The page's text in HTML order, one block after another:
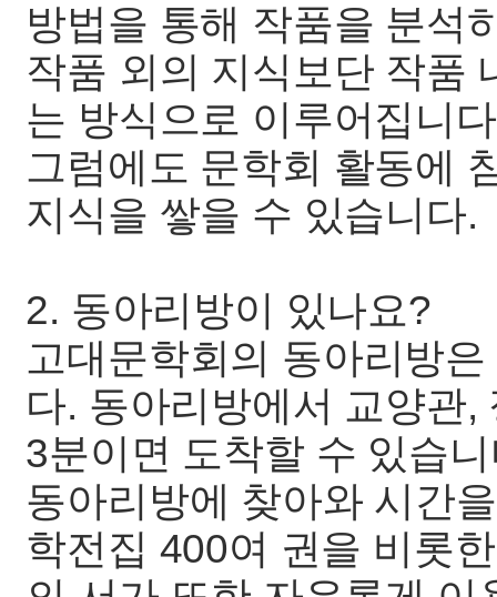
방법을 통해 작품을 분석
작품 외의 지식보단 작품
는 방식으로 이루어집니
그럼에도 문학회 활동에
지식을 쌓을 수 있습니다.
2. 동아리방이 있나요?
고대문학회의 동아리방
다. 동아리방에서 교양관
3분이면 도착할 수 있습
동아리방에 찾아와 시간
학전집 400여 권을 비롯